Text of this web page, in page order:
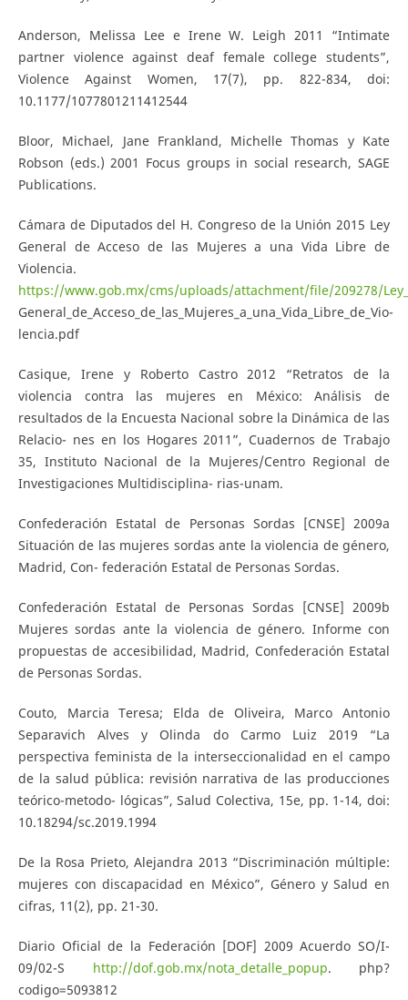
Anderson, Melissa Lee e Irene W. Leigh 2011 “Intimate
partner violence against deaf female college students”,
Violence Against Women, 17(7), pp. 822-834, doi:
10.1177/1077801211412544
Bloor, Michael, Jane Frankland, Michelle Thomas y Kate
Robson (eds.) 2001 Focus groups in social research, SAGE
Publications.
Cámara de Diputados del H. Congreso de la Unión 2015 Ley
General de Acceso de las Mujeres a una Vida Libre de
Violencia.
https://www.gob.mx/cms/uploads/attachment/file/209278/Ley_
General_de_Acceso_de_las_Mujeres_a_una_Vida_Libre_de_Vio-
lencia.pdf
Casique, Irene y Roberto Castro 2012 “Retratos de la
violencia contra las mujeres en México: Análisis de
resultados de la Encuesta Nacional sobre la Dinámica de las
Relacio- nes en los Hogares 2011”, Cuadernos de Trabajo
35, Instituto Nacional de la Mujeres/Centro Regional de
Investigaciones Multidisciplina- rias-unam.
Confederación Estatal de Personas Sordas [CNSE] 2009a
Situación de las mujeres sordas ante la violencia de género,
Madrid, Con- federación Estatal de Personas Sordas.
Confederación Estatal de Personas Sordas [CNSE] 2009b
Mujeres sordas ante la violencia de género. Informe con
propuestas de accesibilidad, Madrid, Confederación Estatal
de Personas Sordas.
Couto, Marcia Teresa; Elda de Oliveira, Marco Antonio
Separavich Alves y Olinda do Carmo Luiz 2019 “La
perspectiva feminista de la interseccionalidad en el campo
de la salud pública: revisión narrativa de las producciones
teórico-metodo- lógicas”, Salud Colectiva, 15e, pp. 1-14, doi:
10.18294/sc.2019.1994
De la Rosa Prieto, Alejandra 2013 “Discriminación múltiple:
mujeres con discapacidad en México”, Género y Salud en
cifras, 11(2), pp. 21-30.
Diario Oficial de la Federación [DOF] 2009 Acuerdo SO/I-
09/02-S http://dof.gob.mx/nota_detalle_popup. php?
codigo=5093812